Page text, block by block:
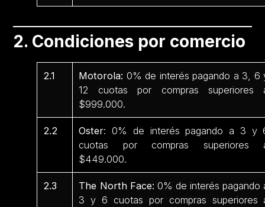
2. Condiciones por comercio
2.1 Motorola: 0% de interés pagando a 3, 6
12 cuotas por compras superiores
$999.000.
2.2 Oster: 0% de interés pagando a 3 y
cuotas por compras superiores
$449.000.
2.3 The North Face: 0% de interés pagando
3 y 6 cuotas por compras superiores